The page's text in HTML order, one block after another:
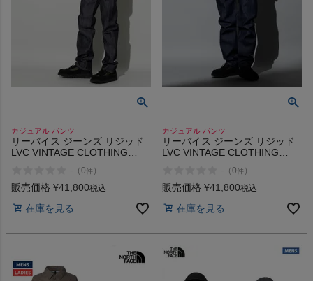
カジュアル パンツ
リーバイス ジーンズ リジッド
LVC VINTAGE CLOTHING
- （0件 ）
販売価格 ¥41,800税込
在庫を見る
カジュアル パンツ
リーバイス ジーンズ リジッド
LVC VINTAGE CLOTHING
- （0件 ）
販売価格 ¥41,800税込
在庫を見る